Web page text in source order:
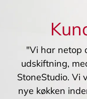
"Vi har netop
udskiftning,
StoneStudio. Vi
nye køkken